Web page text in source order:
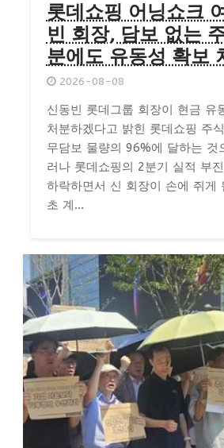
롯데쇼핑 어닝쇼크
빈 회장, 담보 없는
분에도 유동성 확보
2026-08-08
신동빈 롯데그룹 회장이 현금 유
처분하겠다고 밝힌 롯데쇼핑 주
무담보 물량의 96%에 달하는 것
러나 롯데쇼핑의 2분기 실적 부
하락하면서 신 회장이 손에 쥐게
초 계...